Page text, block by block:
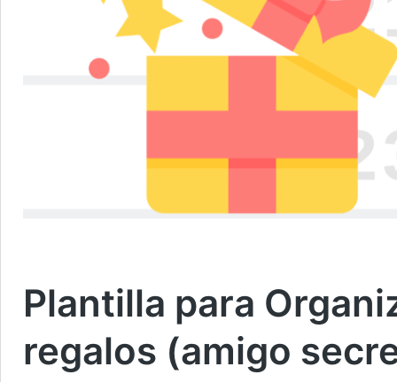
Plantilla para
regalos (amigo